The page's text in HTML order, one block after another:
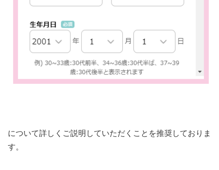
について詳しくご説明していただくことを推奨しておりま
す。